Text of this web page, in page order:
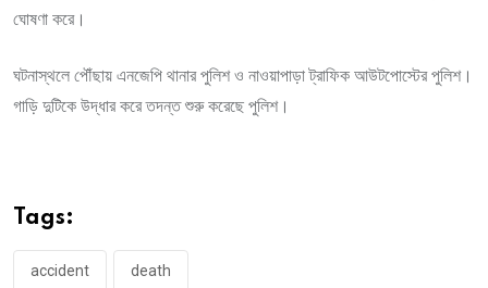
ঘোষণা করে।
ঘটনাস্থলে পৌঁছায় এনজেপি থানার পুলিশ ও নাওয়াপাড়া ট্রাফিক আউটপোস্টের পুলিশ।
গাড়ি দুটিকে উদ্ধার করে তদন্ত শুরু করেছে পুলিশ।
Tags:
accident death